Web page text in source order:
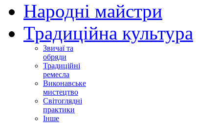
Народні майстри
Традиційна культура
Звичаї та
обряди
Традиційні
ремесла
Виконавське
мистецтво
Світоглядні
практики
Інше